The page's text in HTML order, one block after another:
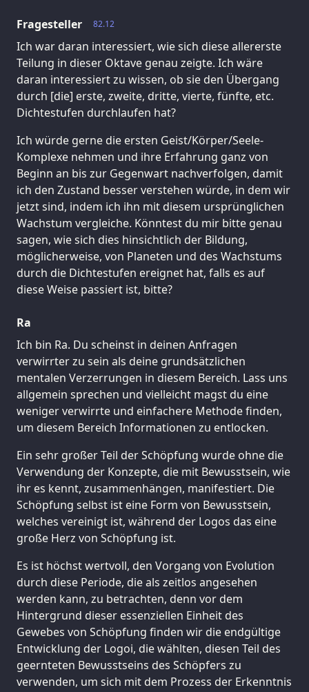
82.12
Fragesteller
Ich war daran interessiert, wie sich diese allererste
Teilung in dieser Oktave genau zeigte. Ich wäre
daran interessiert zu wissen, ob sie den Übergang
durch [die] erste, zweite, dritte, vierte, fünfte, etc.
Dichtestufen durchlaufen hat?
Ich würde gerne die ersten Geist/Körper/Seele-
Komplexe nehmen und ihre Erfahrung ganz von
Beginn an bis zur Gegenwart nachverfolgen, damit
ich den Zustand besser verstehen würde, in dem wir
jetzt sind, indem ich ihn mit diesem ursprünglichen
Wachstum vergleiche. Könntest du mir bitte genau
sagen, wie sich dies hinsichtlich der Bildung,
möglicherweise, von Planeten und des Wachstums
durch die Dichtestufen ereignet hat, falls es auf
diese Weise passiert ist, bitte?
Ra
Ich bin Ra. Du scheinst in deinen Anfragen
verwirrter zu sein als deine grundsätzlichen
mentalen Verzerrungen in diesem Bereich. Lass uns
allgemein sprechen und vielleicht magst du eine
weniger verwirrte und einfachere Methode finden,
um diesem Bereich Informationen zu entlocken.
Ein sehr großer Teil der Schöpfung wurde ohne die
Verwendung der Konzepte, die mit Bewusstsein, wie
ihr es kennt, zusammenhängen, manifestiert. Die
Schöpfung selbst ist eine Form von Bewusstsein,
welches vereinigt ist, während der Logos das eine
große Herz von Schöpfung ist.
Es ist höchst wertvoll, den Vorgang von Evolution
durch diese Periode, die als zeitlos angesehen
werden kann, zu betrachten, denn vor dem
Hintergrund dieser essenziellen Einheit des
Gewebes von Schöpfung finden wir die endgültige
Entwicklung der Logoi, die wählten, diesen Teil des
geernteten Bewusstseins des Schöpfers zu
verwenden, um sich mit dem Prozess der Erkenntnis